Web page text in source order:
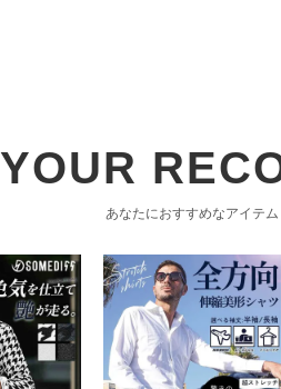
YOUR
あなたにおすすめなアイテム